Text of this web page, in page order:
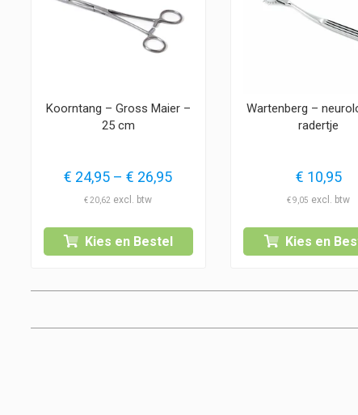
Koorntang – Gross Maier –
25 cm
€ 24,95 – € 26,95Prijsklasse:
€ 26,95
€20,62
Kies en Bestel
Wartenberg –
radertje
€ 10,95
€9,05
Kies en